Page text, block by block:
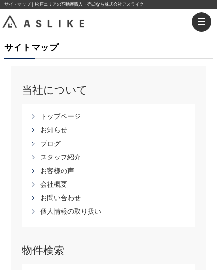
サイトマップ｜松戸エリアの不動産購入・売却なら株式会社アスライク
サイトマップ
当社について
トップページ
お知らせ
ブログ
スタッフ紹介
お客様の声
会社概要
お問い合わせ
個人情報の取り扱い
物件検索